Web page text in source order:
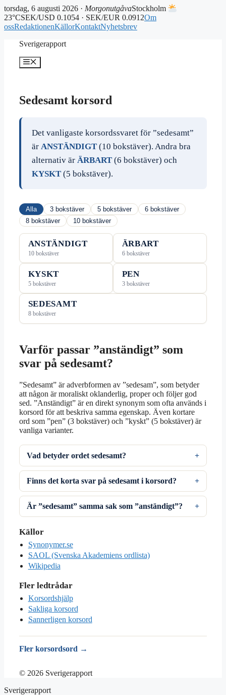
torsdag, 6 augusti 2026 · MorgonutgåvaStockholm
23°CSEK/USD 0.1054 · SEK/EUR 0.0912Om
ossRedaktionenKällorKontaktNyhetsbrev
Sverigerapport
Meny
Sedesamt korsord
Det vanligaste korsordssvaret för ”sedesamt”
är ANSTÄNDIGT(10 bokstäver). Andra bra
alternativ är ÄRBART(6 bokstäver) och
KYSKT(5 bokstäver).
Alla 3 bokstäver 5 bokstäver
6 bokstäver
8 bokstäver
10 bokstäver
ANSTÄNDIGT
10 bokstäver
ÄRBART
6 bokstäver
KYSKT
5 bokstäver
PEN
3 bokstäver
SEDESAMT
8 bokstäver
Varför passar ”anständigt” som
svar på sedesamt?
”Sedesamt” är adverbformen av ”sedesam”, som betyder
att någon är moraliskt oklanderlig, proper och följer god
sed. ”Anständigt” är en direkt synonym som ofta används i
korsord för att beskriva samma egenskap. Även kortare
ord som ”pen” (3 bokstäver) och ”kyskt” (5 bokstäver) är
vanliga varianter.
Vad betyder ordet sedesamt?
Finns det korta svar på sedesamt i korsord?
Är ”sedesamt” samma sak som ”anständigt”?
Källor
Synonymer.se
SAOL (Svenska Akademiens ordlista)
Wikipedia
Fler ledtrådar
Korsordshjälp
Sakliga korsord
Sannerligen korsord
Fler korsordsord →
© 2026 Sverigerapport
Sverigerapport